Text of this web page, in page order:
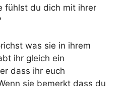
fühlst du dich mit ihrer
was sie in ihrem
ihr gleich ein
dass ihr euch
sie bemerkt dass du